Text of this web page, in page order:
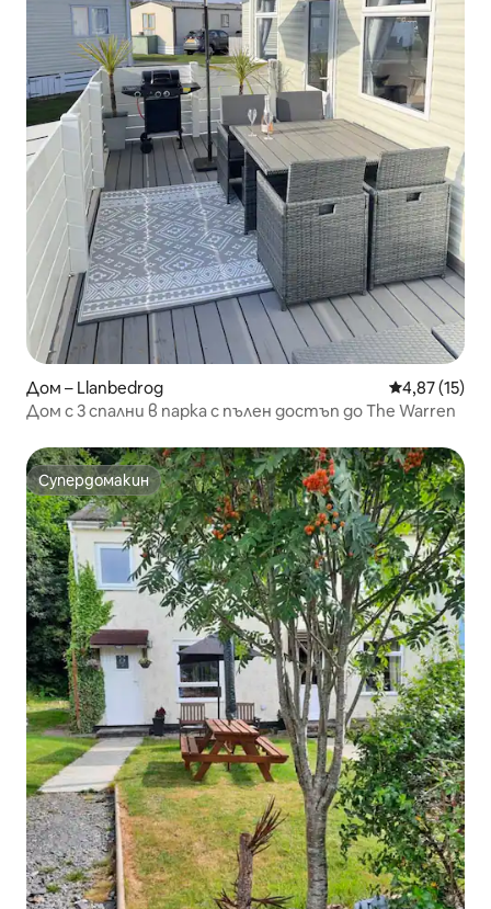
Дом – Llanbedrog Средна
4,87 (15)
Дом с 3 спални в парка с пълен достъп до The Warren
Супердомакин
Супердомакин